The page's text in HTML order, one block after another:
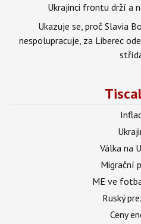
Ukrajinci frontu drží a
Ukazuje se, proč Slavia
nespolupracuje, za Liberec
Válka na
Migrační
ME ve
Ruský
Ceny